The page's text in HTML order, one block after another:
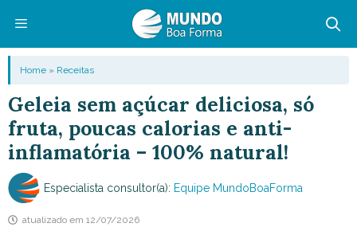
conteúdo
Menu
Home » Receitas
Geleia sem açúcar deliciosa, só
fruta, poucas calorias e anti-
inflamatória – 100% natural!
Especialista consultor(a): Equipe MundoBoaForma
atualizado em 12/07/2026